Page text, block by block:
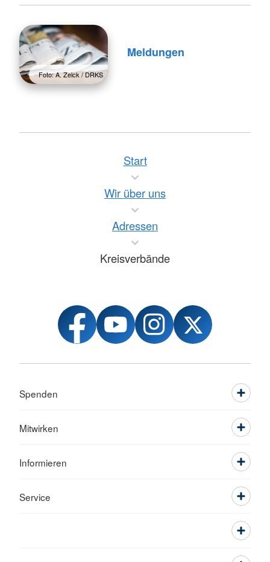
Foto: A. Zelck / DRKS
Meldungen
Start
Wir über uns
Adressen
Kreisverbände
Spenden
Mitwirken
Informieren
Service